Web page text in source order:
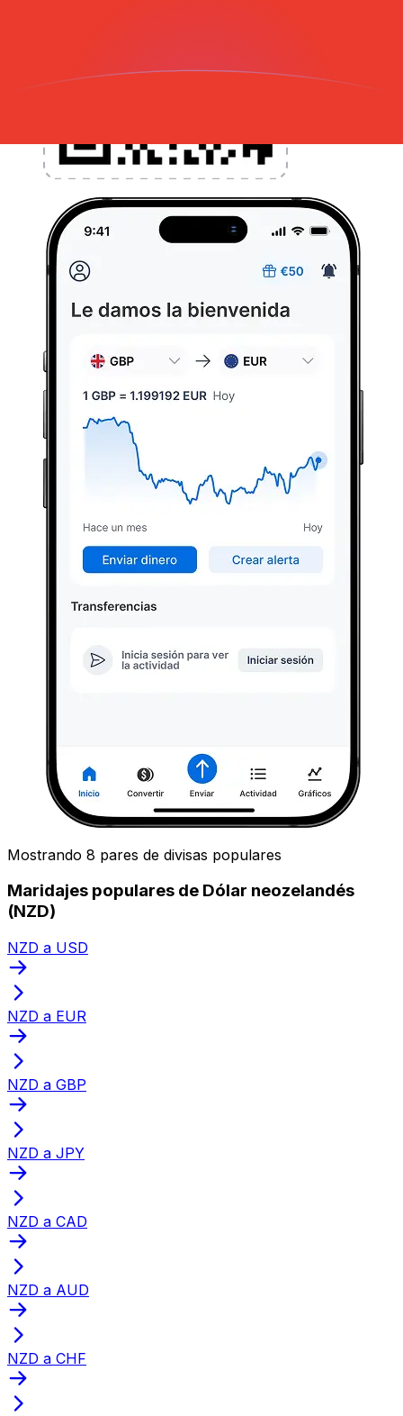
Mostrando 8 pares de divisas populares
Maridajes populares de Dólar neozelandés
(NZD)
NZD a USD
NZD a EUR
NZD a GBP
NZD a JPY
NZD a CAD
NZD a AUD
NZD a CHF